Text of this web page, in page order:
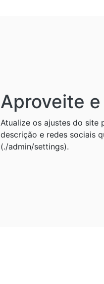
Aproveite
Atualize os ajustes do site
descrição e redes sociais
(./admin/settings).